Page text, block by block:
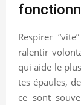
Respirer
ralentir
qui aide le
tes épaules,
ce sont